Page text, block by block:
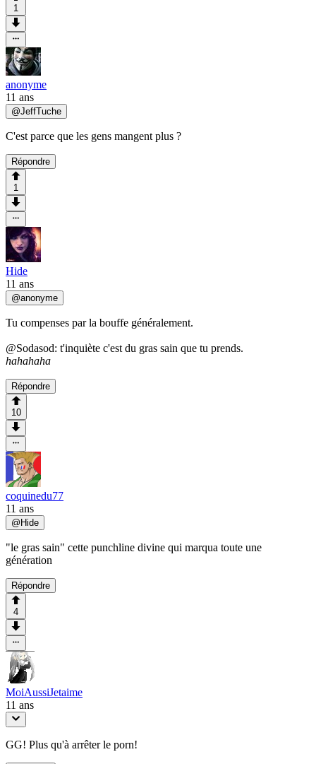
1
anonyme
11 ans
@JeffTuche
C'est parce que les gens mangent plus ?
Répondre
1
Hide
11 ans
@anonyme
Tu compenses par la bouffe généralement.
@Sodasod: t'inquiète c'est du gras sain que tu prends.
hahahaha
Répondre
10
coquinedu77
11 ans
@ Hide
"le gras sain" cette punchline divine qui marqua toute une
génération
Répondre
4
MoiAussiJetaime
11 ans
GG! Plus qu'à arrêter le porn!